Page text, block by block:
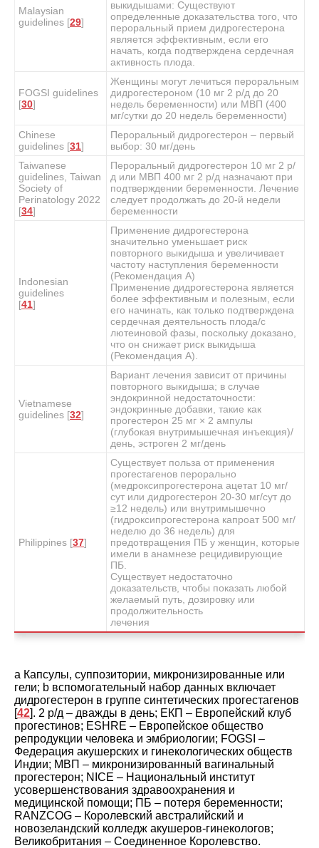
Malaysian
guidelines [29]
выкидышами: Существуют
определенные доказательства того, что
пероральный прием дидрогестерона
является эффективным, если его
начать, когда подтверждена сердечная
активность плода.
FOGSI guidelines
[30]
Женщины могут лечиться пероральным
дидрогестероном (10 мг 2 р/д до 20
недель беременности) или МВП (400
мг/сутки до 20 недель беременности)
Chinese
guidelines [31]
Пероральный дидрогестерон – первый
выбор: 30 мг/день
Taiwanese
guidelines, Taiwan
Society of
Perinatology 2022
[34]
Пероральный дидрогестерон 10 мг 2 р/
д или МВП 400 мг 2 р/д назначают при
подтверждении беременности. Лечение
следует продолжать до 20-й недели
беременности
Indonesian
guidelines
[41]
Применение дидрогестерона
значительно уменьшает риск
повторного выкидыша и увеличивает
частоту наступления беременности
(Рекомендация А)
Применение дидрогестерона является
более эффективным и полезным, если
его начинать, как только подтверждена
сердечная деятельность плода/с
лютеиновой фазы, поскольку доказано,
что он снижает риск выкидыша
(Рекомендация А).
Vietnamese
guidelines [32]
Вариант лечения зависит от причины
повторного выкидыша; в случае
эндокринной недостаточности:
эндокринные добавки, такие как
прогестерон 25 мг × 2 ампулы
(глубокая внутримышечная инъекция)/
день, эстроген 2 мг/день
Philippines [37]
Существует польза от применения
прогестагенов перорально
(медроксипрогестерона ацетат 10 мг/
сут или дидрогестерон 20-30 мг/сут до
≥12 недель) или внутримышечно
(гидроксипрогестерона капроат 500 мг/
неделю до 36 недель) для
предотвращения ПБ у женщин, которые
имели в анамнезе рецидивирующие
ПБ.
Существует недостаточно
доказательств, чтобы показать любой
желаемый путь, дозировку или
продолжительность
лечения
a Капсулы, суппозитории, микронизированные или
гели; b вспомогательный набор данных включает
дидрогестерон в группе синтетических прогестагенов
[42]. 2 р/д – дважды в день; EКП – Европейский клуб
прогестинов; ESHRE – Европейское общество
репродукции человека и эмбриологии; FOGSI –
Федерация акушерских и гинекологических обществ
Индии; МВП – микронизированный вагинальный
прогестерон; NICE – Национальный институт
усовершенствования здравоохранения и
медицинской помощи; ПБ – потеря беременности;
RANZCOG – Королевский австралийский и
новозеландский колледж акушеров-гинекологов;
Великобритания – Соединенное Королевство.